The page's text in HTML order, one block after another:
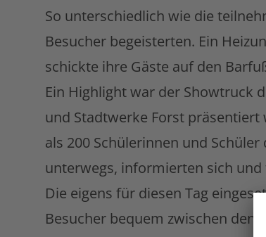
So unterschiedlich wie die
Besucher begeisterten. Ein
schickte ihre Gäste auf den
Ein Highlight war der Showtruck
und Stadtwerke Forst
als 200 Schülerinnen und
unterwegs, informierten sich
Die eigens für diesen Tag
Besucher bequem zwischen